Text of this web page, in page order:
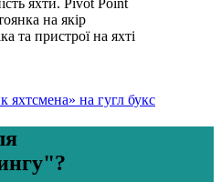
яхти. Pivot Point
на якір
та пристрої на яхті
яхтсмена» на гугл букс